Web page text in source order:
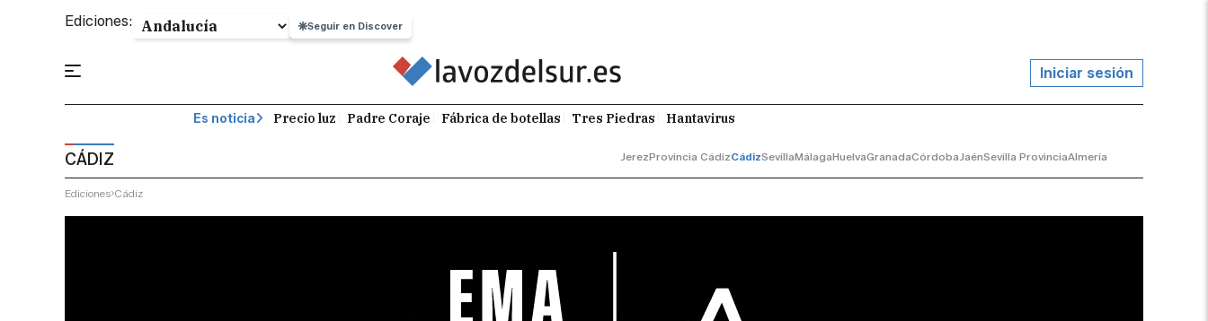
Ediciones: Seguir en Discover
Iniciar sesión
Es noticia Precio luz Padre Coraje Fábrica de botellas Tres Piedras Hantavirus
CÁDIZ JerezProvincia CádizCádizSevillaMálagaHuelvaGranadaCórdobaJaénSevilla ProvinciaAlmería
Ediciones Cádiz